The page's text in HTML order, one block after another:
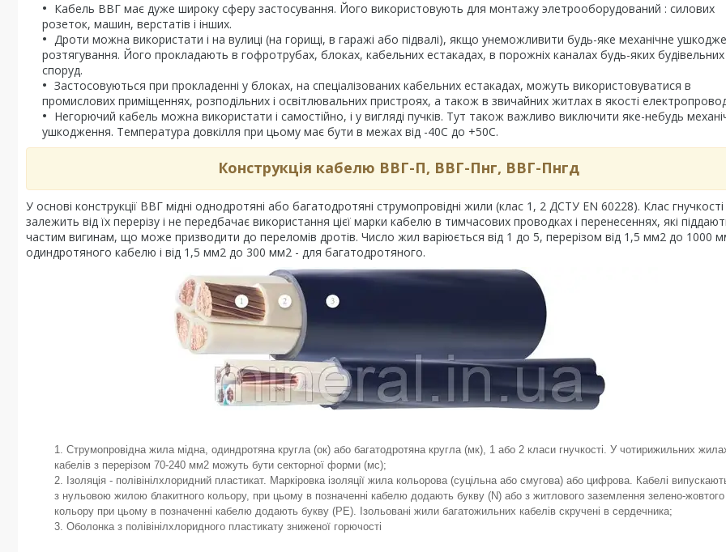
Кабель ВВГ має дуже широку сферу застосування. Його використовують для монтажу элетрооборудований : силових
розеток, машин, верстатів і інших.
Дроти можна використати і на вулиці (на горищі, в гаражі або підвалі), якщо унеможливити будь-яке механічне
розтягування. Його прокладають в гофротрубах, блоках, кабельних естакадах, в порожніх каналах будь-яких будівельних
споруд.
Застосовуються при прокладенні у блоках, на спеціалізованих кабельних естакадах, можуть використовуватися в
промислових приміщеннях, розподільних і освітлювальних пристроях, а також в звичайних житлах в якості
Негорючий кабель можна використати і самостійно, і у вигляді пучків. Тут також важливо виключити яке-небудь
ушкодження. Температура довкілля при цьому має бути в межах від -40С до +50С.
Конструкція кабелю ВВГ-П, ВВГ-Пнг, ВВГ-Пнгд
У основі конструкції ВВГ мідні однодротяні або багатодротяні струмопровідні жили (клас 1, 2 ДСТУ EN 60228). Клас
залежить від їх перерізу і не передбачає використання цієї марки кабелю в тимчасових проводках і перенесеннях, які
частим вигинам, що може призводити до переломів дротів. Число жил варіюється від 1 до 5, перерізом від 1,5 мм2 до 1000
одиндротяного кабелю і від 1,5 мм2 до 300 мм2 - для багатодротяного.
Струмопровідна жила мідна, одиндротяна кругла (ок) або багатодротяна кругла (мк), 1 або 2 класи гнучкості. У чотирижильних
кабелів з перерізом 70-240 мм2 можуть бути секторної форми (мс);
Ізоляція - полівінілхлоридний пластикат. Маркіровка ізоляції жила кольорова (суцільна або смугова) або цифрова. Кабелі
з нульовою жилою блакитного кольору, при цьому в позначенні кабелю додають букву (N) або з житлового заземлення зелено-жовтого
кольору при цьому в позначенні кабелю додають букву (РЕ). Ізольовані жили багатожильних кабелів скручені в сердечника;
Оболонка з полівінілхлоридного пластикату зниженої горючості